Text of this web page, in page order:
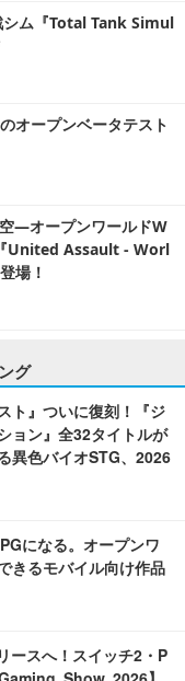
シム『Total Tank Simul
オープンベータテスト
―オープンワールドW
United Assault - Worl
場！
グ
ト』ついに復刻！『ジ
ョン』全32タイトルが
異色バイオSTG、2026
になる。オープンワ
きるモバイル向け作品
ースへ！スイッチ2・P